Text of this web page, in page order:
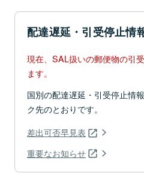
配達遅延・引受停止情
現在、SAL扱いの郵便物の引
ます。
国別の配達遅延・引受停止情
ク先のとおりです。
差出可否早見表
重要なお知らせ